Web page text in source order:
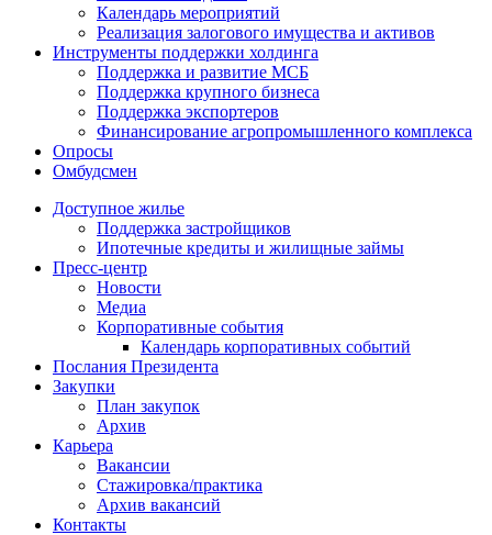
Календарь мероприятий
Реализация залогового имущества и активов
Инструменты поддержки холдинга
Поддержка и развитие МСБ
Поддержка крупного бизнеса
Поддержка экспортеров
Финансирование агропромышленного комплекса
Опросы
Омбудсмен
Доступное жилье
Поддержка застройщиков
Ипотечные кредиты и жилищные займы
Пресс-центр
Новости
Медиа
Корпоративные события
Календарь корпоративных событий
Послания Президента
Закупки
План закупок
Архив
Карьера
Вакансии
Стажировка/практика
Архив вакансий
Контакты